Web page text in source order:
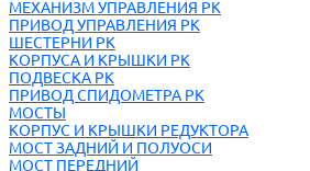
МЕХАНИЗМ УПРАВЛЕНИЯ РК
ПРИВОД УПРАВЛЕНИЯ РК
ШЕСТЕРНИ РК
КОРПУСА И КРЫШКИ РК
ПОДВЕСКА РК
ПРИВОД СПИДОМЕТРА РК
МОСТЫ
КОРПУС И КРЫШКИ РЕДУКТОРА
МОСТ ЗАДНИЙ И ПОЛУОСИ
МОСТ ПЕРЕДНИЙ